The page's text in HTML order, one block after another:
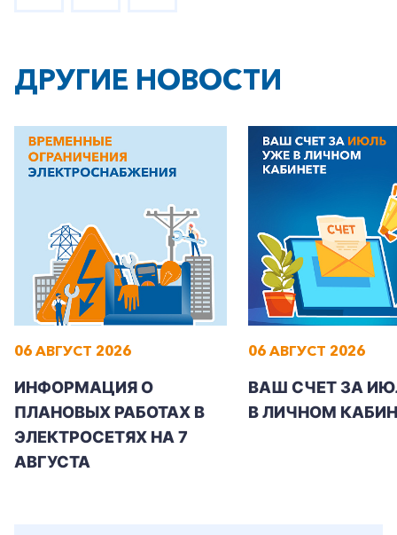
ДРУГИЕ НОВОСТИ
06 АВГУСТ 2026
ИНФОРМАЦИЯ О
ПЛАНОВЫХ РАБОТАХ В
ЭЛЕКТРОСЕТЯХ НА 7
АВГУСТА
06 АВГУСТ 2026
ВАШ СЧЕТ ЗА
В ЛИЧНОМ